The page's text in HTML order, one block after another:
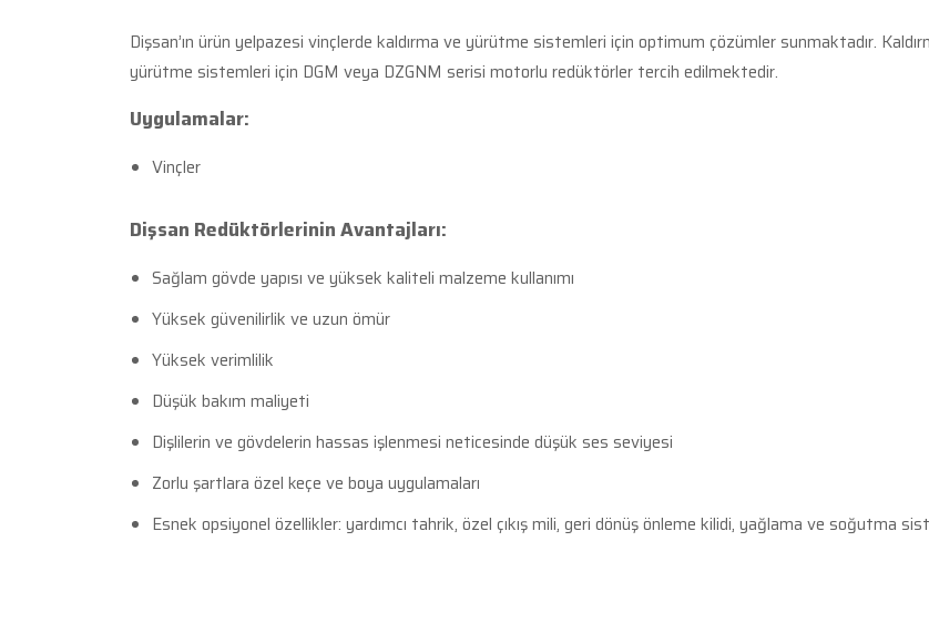
Dişsan’ın ürün yelpazesi vinçlerde kaldırma ve yürütme sistemleri için optimum çözümler sunmaktadır.
yürütme sistemleri için DGM veya DZGNM serisi motorlu redüktörler tercih edilmektedir.
Uygulamalar:
Vinçler
Dişsan Redüktörlerinin Avantajları:
Sağlam gövde yapısı ve yüksek kaliteli malzeme kullanımı
Yüksek güvenilirlik ve uzun ömür
Yüksek verimlilik
Düşük bakım maliyeti
Dişlilerin ve gövdelerin hassas işlenmesi neticesinde düşük ses seviyesi
Zorlu şartlara özel keçe ve boya uygulamaları
Esnek opsiyonel özellikler: yardımcı tahrik, özel çıkış mili, geri dönüş önleme kilidi, yağlama ve soğutma